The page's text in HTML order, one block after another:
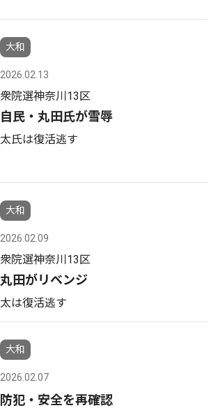
大和
2026.02.13
衆院選神奈川13区
自民・丸田氏が雪辱
太氏は復活逃す
大和
2026.02.09
衆院選神奈川13区
丸田がリベンジ
太は復活逃す
大和
2026.02.07
防犯・安全を再確認